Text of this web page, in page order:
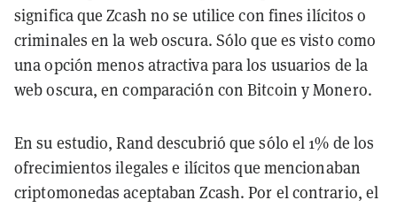
significa que Zcash no se utilice con fines ilícitos o
criminales en la web oscura. Sólo que es visto como
una opción menos atractiva para los usuarios de la
web oscura, en comparación con Bitcoin y Monero.
En su estudio, Rand descubrió que sólo el 1% de los
ofrecimientos ilegales e ilícitos que mencionaban
criptomonedas aceptaban Zcash. Por el contrario, el